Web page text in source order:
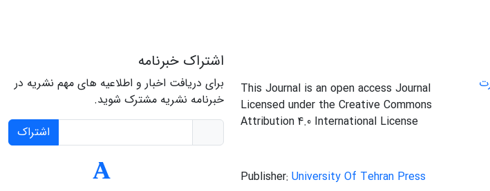
This Journal is an open access Journal
Licensed under the Creative Commons
Attribution 4.0 International License
Publisher: University Of Tehran Press
اشتراک خبرنامه
برای دریافت اخبار و اطلاعیه های مهم نشریه در
خبرنامه نشریه مشترک شوید.
اشتراک